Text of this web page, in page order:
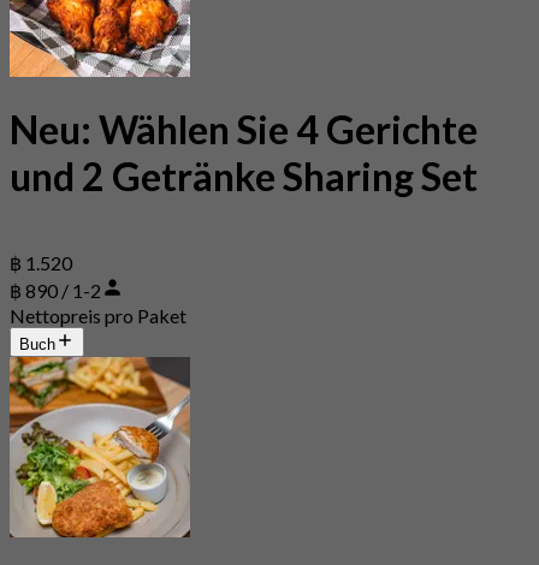
Neu: Wählen Sie 4 Gerichte
und 2 Getränke Sharing Set
฿ 1.520
฿ 890 / 1-2
Nettopreis pro Paket
Buch